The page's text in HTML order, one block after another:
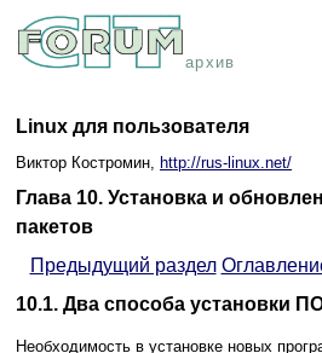
архив
Linux для пользователя
Виктор Костромин, http://rus-linux.net/
Глава 10. Установка и
пакетов
Предыдущий раздел
10.1. Два способа установки
Необходимость в установке новых